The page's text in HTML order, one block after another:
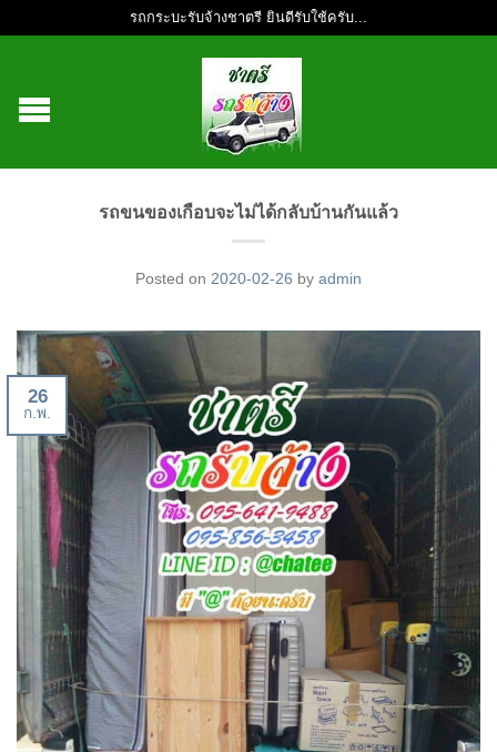
รถกระบะรับจ้างชาตรี ยินดีรับใช้ครับ...
รถขนของเกือบจะไม่ได้กลับบ้านกันแล้ว
Posted on 2020-02-26 by admin
26
ก.พ.